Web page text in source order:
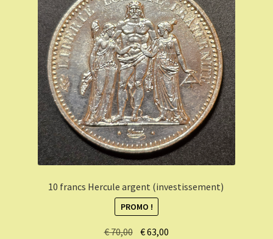
10 francs Hercule argent (investissement)
PROMO !
€70,00 Le
€63,00